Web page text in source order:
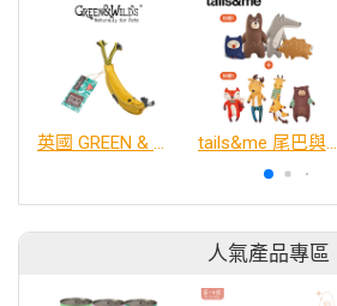
英國 GREEN & WILDS 天然黃麻製犬用啃咬玩具 - 香蕉 tails&me 尾巴與我｜狗狗玩具遊戲組合 歡樂時光
人氣產品專區